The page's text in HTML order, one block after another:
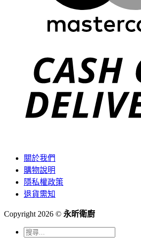
關於我們
購物說明
隱私權政策
退貨需知
Copyright 2026 © 永昕衛廚
搜